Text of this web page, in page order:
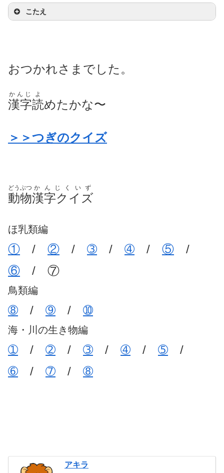
こたえ
おつかれさまでした。
漢字
かんじ
読
よ
めたかな〜
＞＞つぎのクイズ
動物
どうぶつ
漢字クイズ
かんじくいず
ほ乳類編
① / ② / ➂ / ➃ / ⑤ /
⑥ / ⑦
鳥類編
➇ / ➈ / ➉
海・川の生き物編
➀ / ➁ / ➂ / ➃ / ➄ /
➅ / ➆ / ➇
アキラ